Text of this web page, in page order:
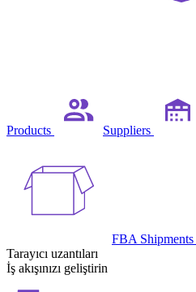
Products Suppliers
FBA Shipments
Tarayıcı uzantıları
İş akışınızı geliştirin